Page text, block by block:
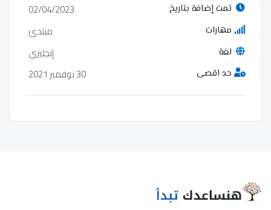
تمت إضافة بتاريخ 02/04/2023
مهارات مبتدئ
لغة إنجليزي
حد اقصى 30 نوفمبر 2021